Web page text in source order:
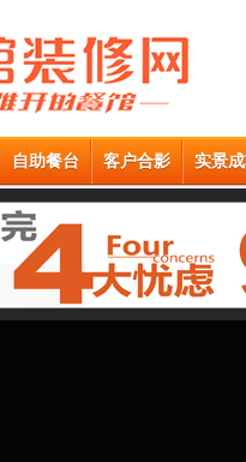
自助餐台 客户合影 实景